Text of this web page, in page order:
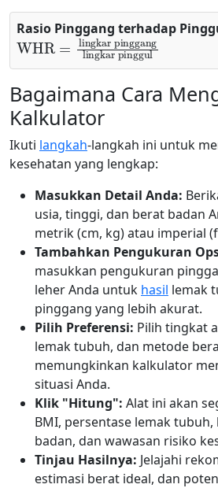
Rasio Pinggang terhadap
WHR=
lingkar pinggang
lingkar pinggul
Bagaimana Cara
Kalkulator
Ikuti langkah-langkah ini untuk
kesehatan yang lengkap:
Masukkan Detail Anda:
usia, tinggi, dan berat badan
metrik (cm, kg) atau imperial
Tambahkan Pengukuran
masukkan pengukuran
leher Anda untuk hasil lemak
pinggang yang lebih akurat.
Pilih Preferensi: Pilih tingkat
lemak tubuh, dan metode
memungkinkan kalkulator
situasi Anda.
Klik "Hitung": Alat ini akan
BMI, persentase lemak
badan, dan wawasan risiko
Tinjau Hasilnya: Jelajahi
estimasi berat ideal, dan